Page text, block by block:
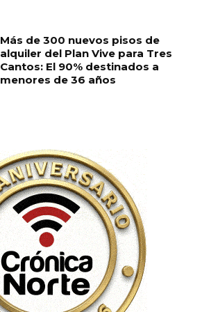
Más de 300 nuevos pisos de
alquiler del Plan Vive para Tres
Cantos: El 90% destinados a
menores de 36 años